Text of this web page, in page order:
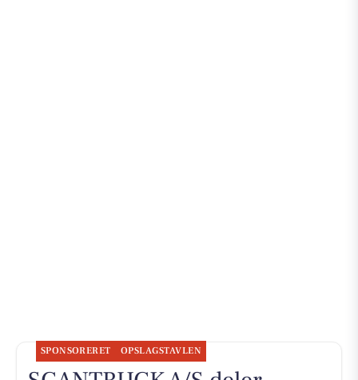
SPONSORERET OPSLAGSTAVLEN